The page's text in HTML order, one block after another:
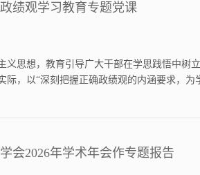
绩观学习教育专题党课
义思想，教育引导广大干部在学思践悟中树
际，以“深刻把握正确政绩观的内涵要求，
会2026年学术年会作专题报告